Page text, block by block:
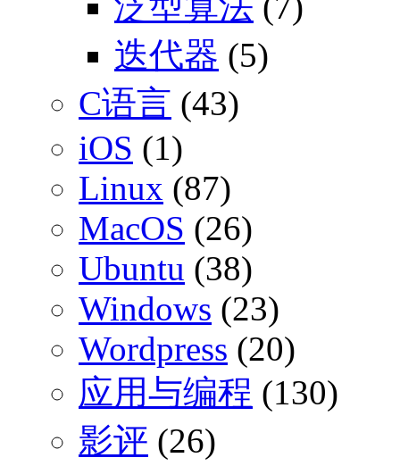
迭代器 (5)
C语言 (43)
iOS (1)
Linux (87)
MacOS (26)
Ubuntu (38)
Windows (23)
Wordpress (20)
应用与编程 (130)
影评 (26)